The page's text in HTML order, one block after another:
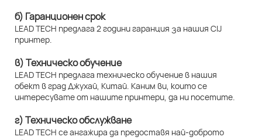
б) Гаранционен срок
LEAD TECH предлага 2 години гаранция за нашия CIJ
принтер.
в) Техническо обучение
LEAD TECH предлага техническо обучение в нашия
обект в град Джухай, Китай. Каним ви, които се
интересувате от нашите принтери, да ни посетите.
г) Техническо обслужване
LEAD TECH се ангажира да предоставя най-доброто